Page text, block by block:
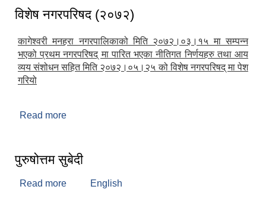
विशेष नगरपरिषद (२०७२)
कागेश्वरी मनहरा नगरपालिकाको मिति २०७२।०३।१५ मा सम्पन्न
भएको प्रथम नगरपरिषद् मा पारित भएका नीतिगत निर्णयहरु तथा आय
व्यय संशोधन सहित मिति २०७२।०५।२५ को विशेष नगरपरिषद् मा पेश
गरियो
Read more
पुरुषोत्तम सुबेदी
Read more about पुरुषोत्तम सुबेदी
English